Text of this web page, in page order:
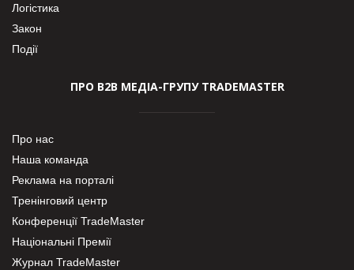
Логістика
Закон
Події
ПРО В2В МЕДІА-ГРУПУ TRADEMASTER
Про нас
Наша команда
Реклама на порталі
Тренінговий центр
Конференції TradeMaster
Національні Премії
Журнал TradeMaster